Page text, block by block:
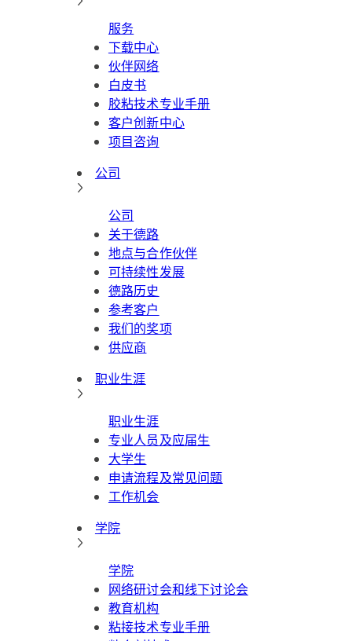
服务
下载中心
伙伴网络
白皮书
胶粘技术专业手册
客户创新中心
项目咨询
公司
公司
关于德路
地点与合作伙伴
可持续性发展
德路历史
参考客户
我们的奖项
供应商
职业生涯
职业生涯
专业人员及应届生
大学生
申请流程及常见问题
工作机会
学院
学院
网络研讨会和线下讨论会
教育机构
粘接技术专业手册